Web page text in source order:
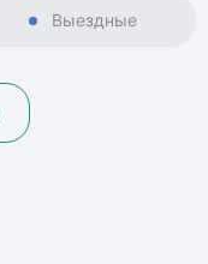
Выездные